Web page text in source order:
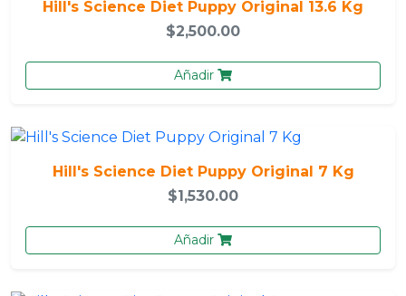
Hill's Science Diet Puppy Original 13.6 Kg
$2,500.00
Añadir
Hill's Science Diet Puppy Original 7 Kg
$1,530.00
Añadir